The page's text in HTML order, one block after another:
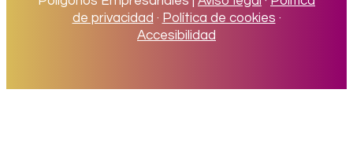
de privacidad · Política de cookies ·
Accesibilidad